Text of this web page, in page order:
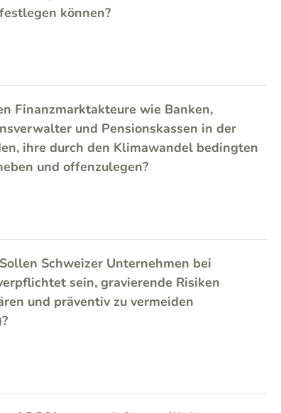
können?
Finanzmarktakteure wie Banken,
und Pensionskassen in der
ihre durch den Klimawandel bedingten
und offenzulegen?
Schweizer Unternehmen bei
sein, gravierende Risiken
und präventiv zu vermeiden